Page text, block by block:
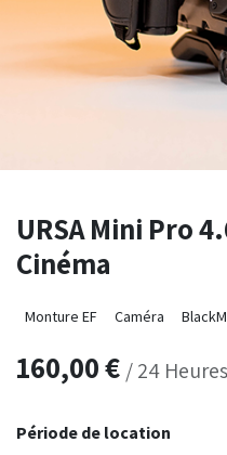
URSA Mini Pro
Cinéma
Monture EF Caméra
160,00€ /24 Heures
Période de location